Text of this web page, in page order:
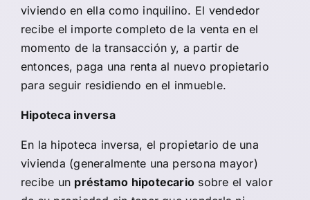
viviendo en ella como inquilino. El vendedor
recibe el importe completo de la venta en el
momento de la transacción y, a partir de
entonces, paga una renta al nuevo propietario
para seguir residiendo en el inmueble.
Hipoteca inversa
En la hipoteca inversa, el propietario de una
vivienda (generalmente una persona mayor)
recibe un préstamo hipotecario sobre el valor